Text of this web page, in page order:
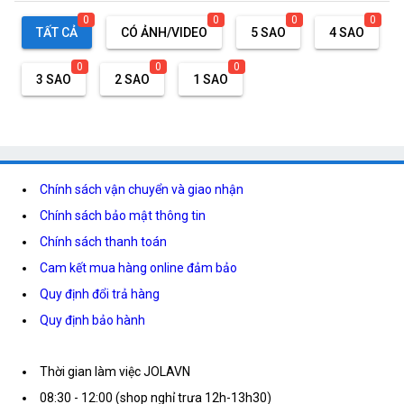
TẤT CẢ
0
CÓ ẢNH/VIDEO
0
5 SAO
0
4 SAO
0
3 SAO
0
2 SAO
0
1 SAO
0
Chính sách vận chuyển và giao nhận
Chính sách bảo mật thông tin
Chính sách thanh toán
Cam kết mua hàng online đảm bảo
Quy định đổi trả hàng
Quy định bảo hành
Thời gian làm việc JOLAVN
08:30 - 12:00 (shop nghỉ trưa 12h-13h30)